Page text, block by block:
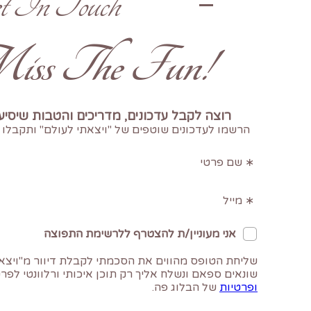
!Don't Miss The Fun